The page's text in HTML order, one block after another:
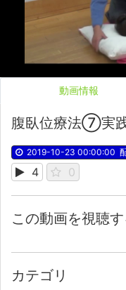
動画情報
腹臥位療法⑦実
2019-10-23 00:00:00
4 0
この動画を視聴
カテゴリ